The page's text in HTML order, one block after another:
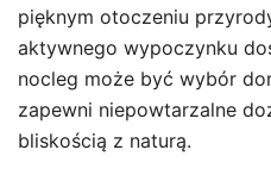
pięknym otoczeniu
aktywnego wypoczynku
nocleg może być wybór
zapewni niepowtarzalne
bliskością z naturą.